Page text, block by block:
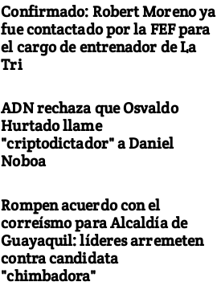
Confirmado: Robert Moreno ya
fue contactado por la FEF para
el cargo de entrenador de La
Tri
ADN rechaza que Osvaldo
Hurtado llame
"criptodictador" a Daniel
Noboa
Rompen acuerdo con el
correísmo para Alcaldía de
Guayaquil: líderes arremeten
contra candidata
"chimbadora"